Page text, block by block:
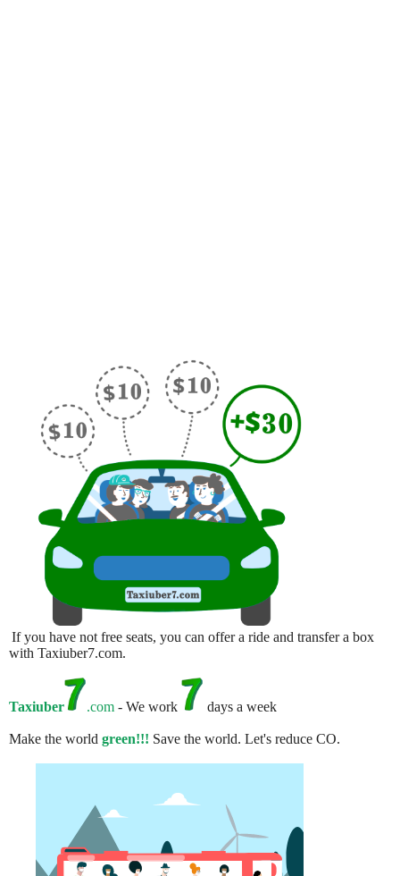
If you have not free seats, you can offer a ride and transfer a box
with Taxiuber7.com.
Taxiuber .com - We work days a week
Make the world green!!! Save the world. Let's reduce CO.